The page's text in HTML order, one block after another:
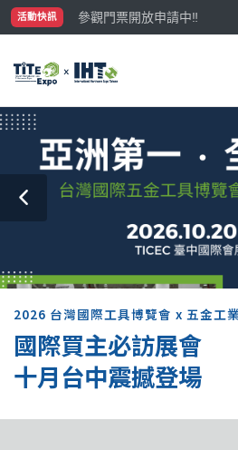
活動快訊
參觀門票開放申請中‼️
最大規模台灣五金展TiTE x
2026 台灣國際工具博覽會 x 五金工
國際買主必訪展會
十月台中震撼登場